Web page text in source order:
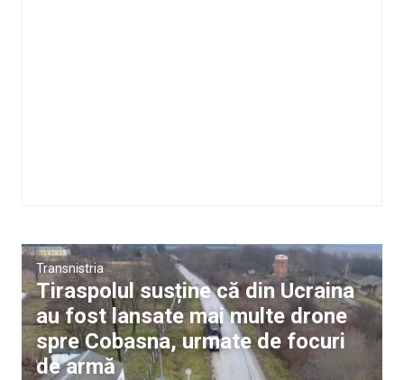
Transnistria
Tiraspolul susține că din Ucraina
au fost lansate mai multe drone
spre Cobasna, urmate de focuri
de armă